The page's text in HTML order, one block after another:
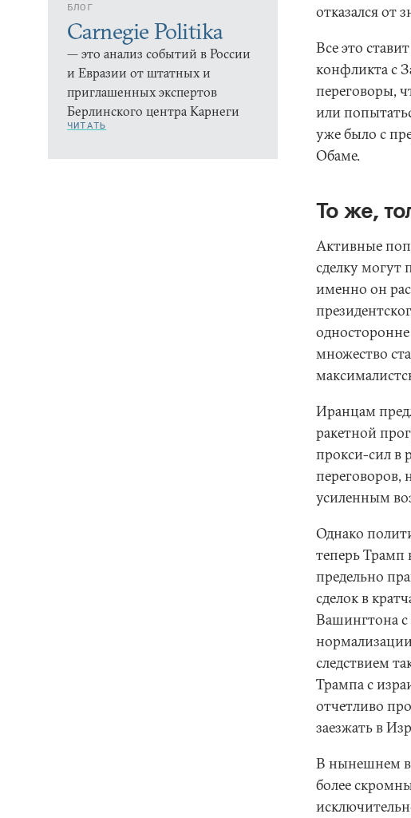
БЛОГ
Carnegie Politika
— это анализ событий в России
и Евразии от штатных и
приглашенных экспертов
Берлинского центра Карнеги
ЧИТАТЬ
отказался от
Все это
конфликта с
переговоры,
или
уже было с
Обаме.
То же,
Активные
сделку могут
именно он
множество
Иранцам
ракетной
прокси-сил в
переговоров,
усиленным
Однако
теперь Трамп
предельно
сделок в
Вашингтона
следствием
Трампа с
отчетливо
заезжать в
В нынешнем
более